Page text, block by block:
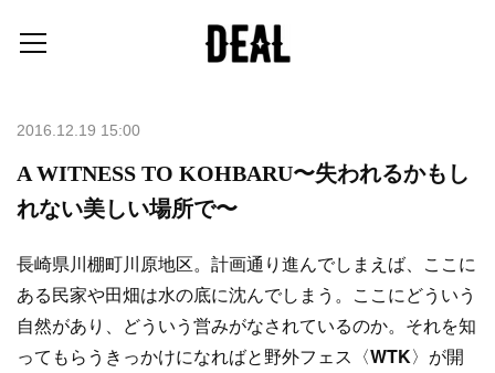
2016.12.19 15:00
A WITNESS TO KOHBARU〜失われるかもし
れない美しい場所で〜
長崎県川棚町川原地区。計画通り進んでしまえば、ここに
ある民家や田畑は水の底に沈んでしまう。ここにどういう
自然があり、どういう営みがなされているのか。それを知
ってもらうきっかけになればと野外フェス〈WTK〉が開